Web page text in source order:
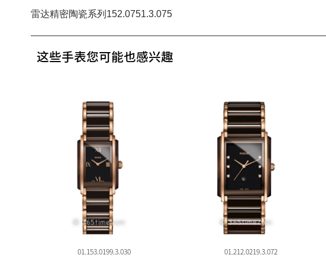
雷达精密陶瓷系列152.0751.3.075
这些手表您可能也感兴趣
01.153.0199.3.030 01.212.0219.3.072